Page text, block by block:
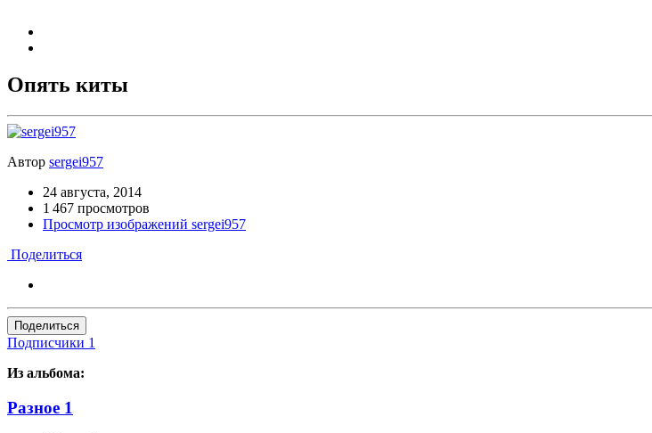
Опять киты
Автор sergei957
24 августа, 2014
1 467 просмотров
Просмотр изображений sergei957
Поделиться
Поделиться
Подписчики 1
Из альбома:
Разное 1